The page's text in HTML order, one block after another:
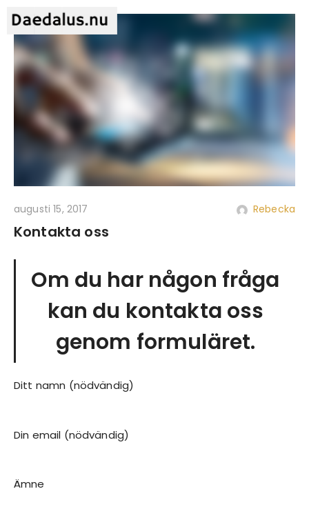
augusti 15, 2017 Rebecka
Kontakta oss
Om du har någon fråga
kan du kontakta oss
genom formuläret.
Ditt namn (nödvändig)
Din email (nödvändig)
Ämne